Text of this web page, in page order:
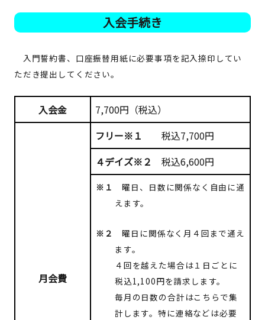
入会手続き
入門誓約書、口座振替用紙に必要事項を記入捺印してい
ただき提出してください。
入会金 7,700円 （税込）
月会費
フリー※１ 税込7,700円
４デイズ※２ 税込6,600円
※１曜日、日数に関係なく自由に通
えます。
※２曜日に関係なく月４回まで通え
ます。
４回を越えた場合は１日ごとに
税込1,100円を請求します。
毎月の日数の合計はこちらで集
計します。特に連絡などは必要